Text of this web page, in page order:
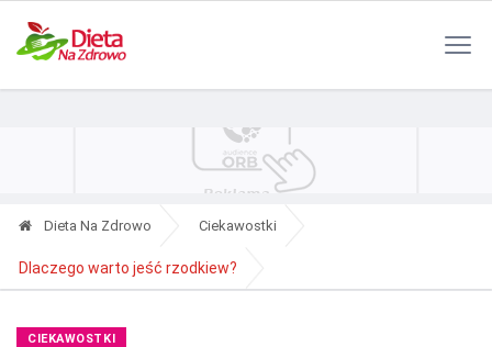
Dieta Na Zdrowo Ciekawostki
Dlaczego warto jeść rzodkiew?
CIEKAWOSTKI